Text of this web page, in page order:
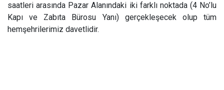
saatleri arasında Pazar Alanındaki iki farklı noktada (4 No’lu
Kapı ve Zabıta Bürosu Yanı) gerçekleşecek olup tüm
hemşehrilerimiz davetlidir.